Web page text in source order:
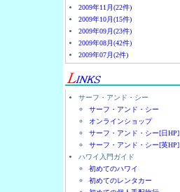
2009年11月(22件)
2009年10月(15件)
2009年09月(23件)
2009年08月(42件)
2009年07月(2件)
サーフ・アンド・シー
サーフ・アンド・シー
オンラインショップ
サーフ・アンド・シー[日HP]
サーフ・アンド・シー[英HP]
ハワイ入門ガイド
初めてのハワイ
初めてのレンタカー